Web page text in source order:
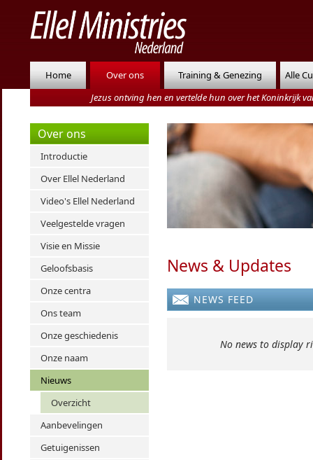
Home Over ons Training & Genezing
Alle
Jezus ontving hen en vertelde hun over het Koninkrijk
Over ons
Introductie
Over Ellel Nederland
Video's Ellel Nederland
Veelgestelde vragen
Visie en Missie
Geloofsbasis
Onze centra
Ons team
Onze geschiedenis
Onze naam
Nieuws
Overzicht
Aanbevelingen
Getuigenissen
News & Updates
NEWS FEED
No news to display